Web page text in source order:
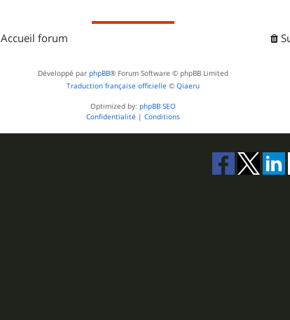
Accueil forum
Développé par phpBB® Forum Software © phpBB Limited
Traduction française officielle © Qiaeru
Optimized by: phpBB SEO
Confidentialité | Conditions